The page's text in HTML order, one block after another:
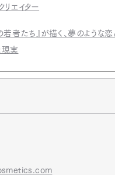
リエイター
者たち』が描く、夢のような恋
現実